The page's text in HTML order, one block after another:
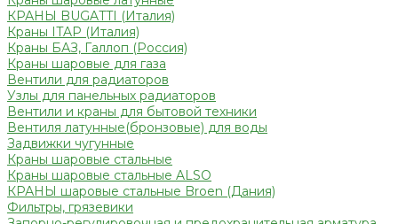
КРАНЫ BUGATTI (Италия)
Краны ITAP (Италия)
Краны БАЗ, Галлоп (Россия)
Краны шаровые для газа
Вентили для радиаторов
Узлы для панельных радиаторов
Вентили и краны для бытовой техники
Вентиля латунные(бронзовые) для воды
Задвижки чугунные
Краны шаровые стальные
Краны шаровые стальные ALSO
КРАНЫ шаровые стальные Broen (Дания)
Фильтры, грязевики